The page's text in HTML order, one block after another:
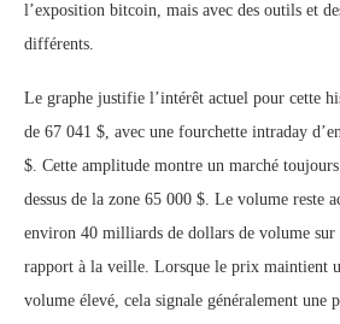
l’exposition bitcoin, mais avec des outils et
différents.
Le graphe justifie l’intérêt actuel pour cette
de 67 041 $, avec une fourchette intraday
$. Cette amplitude montre un marché
dessus de la zone 65 000 $. Le volume reste
environ 40 milliards de dollars de volume sur
rapport à la veille. Lorsque le prix maintient
volume élevé, cela signale généralement une